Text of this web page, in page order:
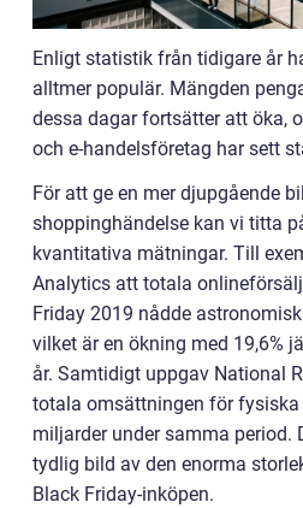
Enligt statistik från tidigare år
alltmer populär. Mängden
dessa dagar fortsätter att öka,
och e-handelsföretag har sett
För att ge en mer djupgående
shoppinghändelse kan vi titta
kvantitativa mätningar. Till
Analytics att totala
Friday 2019 nådde
vilket är en ökning med 19,6%
år. Samtidigt uppgav National
totala omsättningen för fysiska
miljarder under samma period.
tydlig bild av den enorma
Black Friday-inköpen.